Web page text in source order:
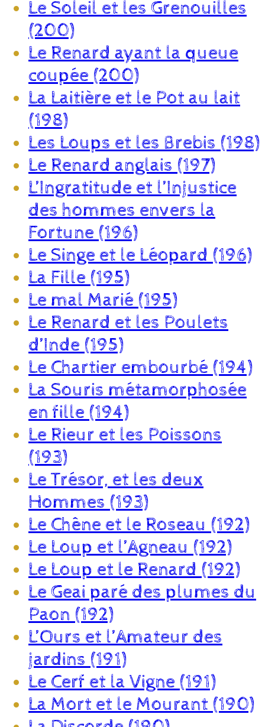
Le Soleil et les Grenouilles
(200)
Le Renard ayant la queue
coupée (200)
La Laitière et le Pot au lait
(198)
Les Loups et les Brebis (198)
Le Renard anglais (197)
L’Ingratitude et l’Injustice
des hommes envers la
Fortune (196)
Le Singe et le Léopard (196)
La Fille (195)
Le mal Marié (195)
Le Renard et les Poulets
d’Inde (195)
Le Chartier embourbé (194)
La Souris métamorphosée
en fille (194)
Le Rieur et les Poissons
(193)
Le Trésor, et les deux
Hommes (193)
Le Chêne et le Roseau (192)
Le Loup et l’Agneau (192)
Le Loup et le Renard (192)
Le Geai paré des plumes du
Paon (192)
L’Ours et l’Amateur des
jardins (191)
Le Cerf et la Vigne (191)
La Mort et le Mourant (190)